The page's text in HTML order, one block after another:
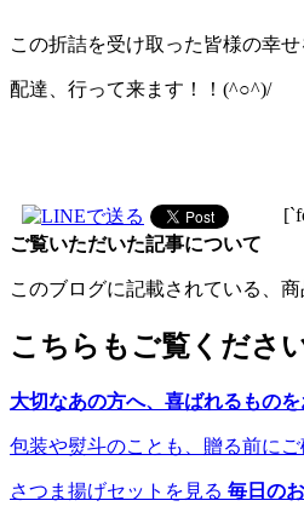
この折詰を受け取った皆様の幸
配達、行って来ます！！(^○^)/
ご覧いただいた記事について
このブログに記載されている、
こちらもご覧くださ
大切なあの方へ、喜ばれるもの
包装や熨斗のことも、贈る前にご
さつま揚げセットを見る 毎日の